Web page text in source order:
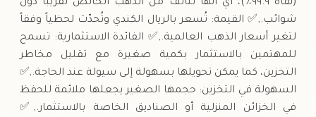
(نقاة ٩٩.٩٪)، أي أنها تتألف من الذهب الخالص تقريباً دون
شوائب.,✅ القيمة: تُسعر بالريال الكندي وتُحدّث لحظياً وفقاً
لتغير أسعار الذهب العالمية.,✅ الفائدة الاستثمارية: تسمح
للمهتمين بالاستثمار بكمية صغيرة مع تقليل مخاطر
التخزين، كما يمكن تحويلها بسهولة إلى سيولة عند الحاجة.,✅
السهولة في التخزين: حجمها الصغير يجعلها ملائمة للحفظ
في الخزائن المنزلية أو الصناديق الخاصة بالاستثمار.,✅